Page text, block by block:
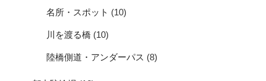
名所・スポット (10)
川を渡る橋 (10)
陸橋側道・アンダーパス (8)